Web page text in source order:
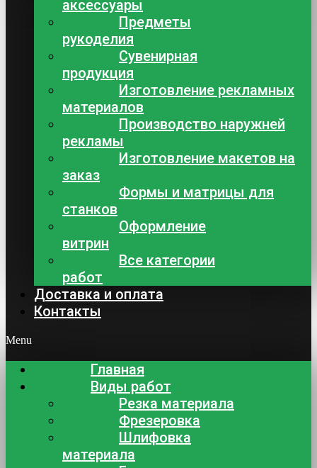
аксессуары
Предметы
рукоделия
Сувенирная
продукция
Изготовление рекламных
материалов
Производство наружней
рекламы
Изготовление макетов на
заказ
Формы и матрицы для
станков
Оформление
витрин
Все категории
работ
Доставка и оплата
Контакты
Menu
Главная
Виды работ
Резка материала
Фрезеровка
Шлифовка
материала